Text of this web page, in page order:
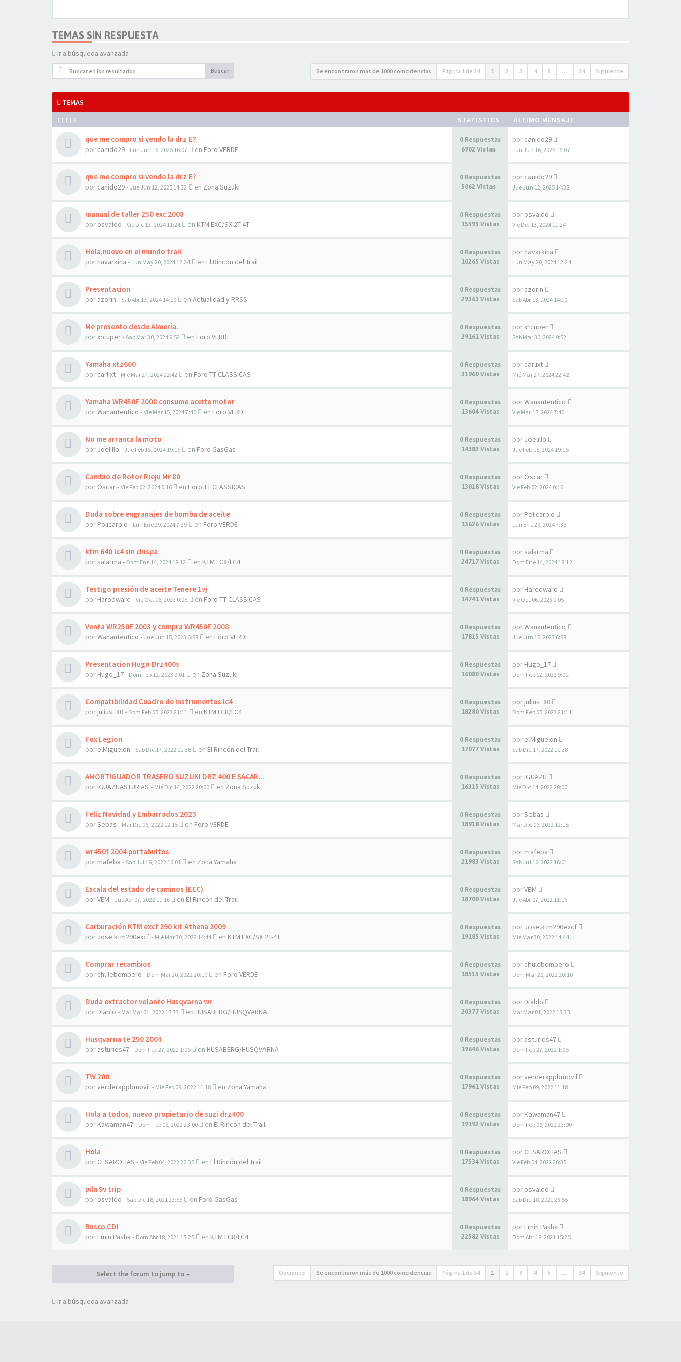
TEMAS SIN RESPUESTA
Ir a búsqueda avanzada
Buscar Se encontraron más de 1000 coincidencias Página 1 de 34 1 2 3 4 5 … 34 Siguiente
TEMAS
TITLE
STATISTICS ÚLTIMO MENSAJE
que me compro si vendo la drz E?
por canido29- Lun Jun 16, 2025 16:07 en Foro VERDE
0 Respuestas
6902 Vistas
por canido29
Lun Jun 16, 2025 16:07
que me compro si vendo la drz E?
por canido29- Jue Jun 12, 2025 14:32 en Zona Suzuki
0 Respuestas
5062 Vistas
por canido29
Jue Jun 12, 2025 14:32
manual de taller 250 exc 2008
por osvaldo - Vie Dic 13, 2024 11:24 en KTM EXC/SX 2T-4T
0 Respuestas
15595 Vistas
por osvaldo
Vie Dic 13, 2024 11:24
Hola,nuevo en el mundo trail
por navarkina - Lun May 20, 2024 12:24 en El Rincón del Trail
0 Respuestas
10265 Vistas
por navarkina
Lun May 20, 2024 12:24
Presentacion
por azorin - Sab Abr 13, 2024 14:10 en Actualidad y RRSS
0 Respuestas
29363 Vistas
por azorin
Sab Abr 13, 2024 14:10
Me presento desde Almería.
porxrcuper- Sab Mar 30, 2024 9:52 en Foro VERDE
0 Respuestas
29161 Vistas
porxrcuper
Sab Mar 30, 2024 9:52
Yamaha xtz660
por carlixt- Mié Mar 27, 2024 22:42 en Foro TT CLASSICAS
0 Respuestas
31960 Vistas
por carlixt
Mié Mar 27, 2024 22:42
Yamaha WR450F 2008 consume aceite motor
porWanautentico - Vie Mar 15, 2024 7:40 en Foro VERDE
0 Respuestas
13604 Vistas
porWanautentico
Vie Mar 15, 2024 7:40
No me arranca la moto
por Joelillo - Jue Feb 15, 2024 19:16 en Foro GasGas
0 Respuestas
14383 Vistas
por Joelillo
Jue Feb 15, 2024 19:16
Cambio de Rotor Rieju Mr 80
por Óscar- Vie Feb 02, 2024 0:16 en Foro TT CLASSICAS
0 Respuestas
13018 Vistas
por Óscar
Vie Feb 02, 2024 0:16
Duda sobre engranajes de bomba de aceite
por Policarpio - Lun Ene 29, 2024 7:39 en Foro VERDE
0 Respuestas
13626 Vistas
por Policarpio
Lun Ene 29, 2024 7:39
ktm 640 lc4 sin chispa
por salarma - Dom Ene 14, 2024 18:12 en KTM LC8/LC4
0 Respuestas
24717 Vistas
por salarma
Dom Ene 14, 2024 18:12
Testigo presión de aceite Tenere 1vj
por Harodward - Vie Oct 06, 2023 0:05 en Foro TT CLASSICAS
0 Respuestas
14741 Vistas
por Harodward
Vie Oct 06, 2023 0:05
Venta WR250F 2003 y compra WR450F 2008
porWanautentico - Jue Jun 15, 2023 6:58 en Foro VERDE
0 Respuestas
17815 Vistas
porWanautentico
Jue Jun 15, 2023 6:58
Presentacion Hugo Drz400s
por Hugo_17- Dom Feb 12, 2023 9:01 en Zona Suzuki
0 Respuestas
16080 Vistas
por Hugo_17
Dom Feb 12, 2023 9:01
Compatibilidad Cuadro de instrumentos lc4
por julius_80- Dom Feb 05, 2023 21:11 en KTM LC8/LC4
0 Respuestas
18280 Vistas
por julius_80
Dom Feb 05, 2023 21:11
Fox Legion
por elMiguelon - Sab Dic 17, 2022 11:38 en El Rincón del Trail
0 Respuestas
17077 Vistas
por elMiguelon
Sab Dic 17, 2022 11:38
AMORTIGUADOR TRASERO SUZUKI DRZ 400 E SACAR...
por IGUAZUASTURIAS - Mié Dic 14, 2022 20:00 en Zona Suzuki
0 Respuestas
16315 Vistas
por IGUAZÚ
Mié Dic 14, 2022 20:00
Feliz Navidad y Embarrados 2023
porSebas - Mar Dic 06, 2022 12:15 en Foro VERDE
0 Respuestas
18918 Vistas
porSebas
Mar Dic 06, 2022 12:15
wr450f 2004 portabultos
por mafeba - Sab Jul 16, 2022 16:01 en Zona Yamaha
0 Respuestas
21983 Vistas
por mafeba
Sab Jul 16, 2022 16:01
Escala del estado de caminos (EEC)
porVEM - Jue Abr 07, 2022 11:16 en El Rincón del Trail
0 Respuestas
18700 Vistas
porVEM
Jue Abr 07, 2022 11:16
Carburación KTM excf 290 kit Athena 2009
por Jose.ktm290excf- Mié Mar 30, 2022 14:44 en KTM EXC/SX 2T-4T
0 Respuestas
19185 Vistas
por Jose.ktm290excf
Mié Mar 30, 2022 14:44
Comprar recambios
por chulebombero - Dom Mar 20, 2022 20:10 en Foro VERDE
0 Respuestas
18515 Vistas
por chulebombero
Dom Mar 20, 2022 20:10
Duda extractor volante Husqvarna wr
por Diablo - Mar Mar 01, 2022 15:33 en HUSABERG/HUSQVARNA
0 Respuestas
20377 Vistas
por Diablo
Mar Mar 01, 2022 15:33
Husqvarna te 250 2004
por asturies47- Dom Feb 27, 2022 1:06 en HUSABERG/HUSQVARNA
0 Respuestas
19646 Vistas
por asturies47
Dom Feb 27, 2022 1:06
TW 200
porverderappbmovil- Mié Feb 09, 2022 11:18 en Zona Yamaha
0 Respuestas
17961 Vistas
porverderappbmovil
Mié Feb 09, 2022 11:18
Hola a todos, nuevo propietario de suzi drz400
por Kawaman47- Dom Feb 06, 2022 23:00 en El Rincón del Trail
0 Respuestas
19192 Vistas
por Kawaman47
Dom Feb 06, 2022 23:00
Hola
por CESAROLIAS - Vie Feb 04, 2022 20:35 en El Rincón del Trail
0 Respuestas
17534 Vistas
por CESAROLIAS
Vie Feb 04, 2022 20:35
pila 9v trip
por osvaldo - Sab Dic 18, 2021 23:55 en Foro GasGas
0 Respuestas
18964 Vistas
por osvaldo
Sab Dic 18, 2021 23:55
Busco CDI
por Emin Pasha - Dom Abr 18, 2021 15:25 en KTM LC8/LC4
0 Respuestas
22582 Vistas
por Emin Pasha
Dom Abr 18, 2021 15:25
Opciones Se encontraron más de 1000 coincidencias Página 1 de 34 1 2 3 4 5 … 34 Siguiente
Select the forum to jump to
Ir a búsqueda avanzada